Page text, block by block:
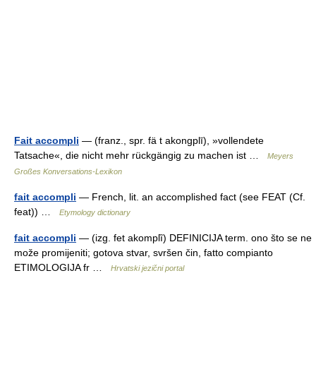
Fait accompli — (franz., spr. fä t akongplī), »vollendete
Tatsache«, die nicht mehr rückgängig zu machen ist …
Meyers
Großes Konversations-Lexikon
fait accompli — French, lit. an accomplished fact (see FEAT (Cf.
feat)) …
Etymology dictionary
fait accompli — (izg. fet akomplȉ) DEFINICIJA term. ono što se ne
može promijeniti; gotova stvar, svršen čin, fatto compianto
ETIMOLOGIJA fr …
Hrvatski jezični portal